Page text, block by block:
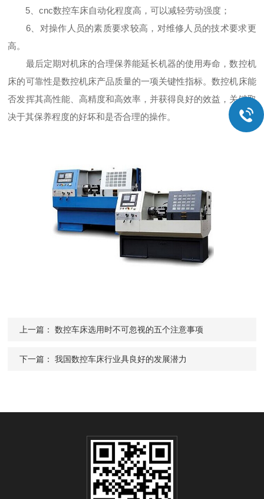
5、cnc数控车床自动化程度高，可以减轻劳动强度；
6、对操作人员的素质要求较高，对维修人员的技术要求更
高。
最后定期对机床的合理保养能延长机器的使用寿命，数控机
床的可靠性是数控机床产品质量的一项关键性指标。数控机床能
否发挥其高性能、高精度和高效率，并获得良好的效益，关键取
决于其保养程度的好坏和是否合理的操作。
上一篇：数控车床选用时不可忽视的五个注意事项
下一篇：我国数控车床行业具良好的发展潜力